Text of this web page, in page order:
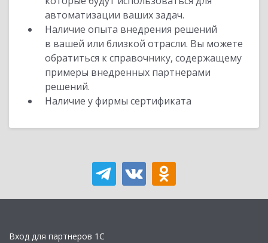
автоматизации ваших задач.
Наличие опыта внедрения решений
в вашей или близкой отрасли. Вы можете
обратиться к справочнику, содержащему
примеры внедренных партнерами
решений.
Наличие у фирмы сертификата
Вход для партнеров 1С